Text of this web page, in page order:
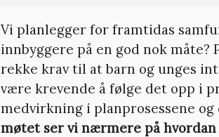
Vi planlegger for framtidas
innbyggere på en god nok
rekke krav til at barn og unges
være krevende å følge det opp i
medvirkning i planprosessene
møtet ser vi nærmere på